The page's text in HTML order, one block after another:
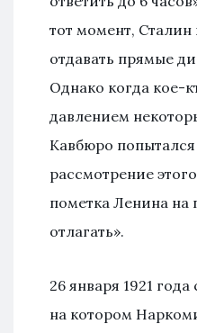
тот момент,
отдавать прямые
Однако когда кое-
давлением
Кавбюро
рассмотрение
пометка Ленина на
отлагать».
26 января 1921
на котором